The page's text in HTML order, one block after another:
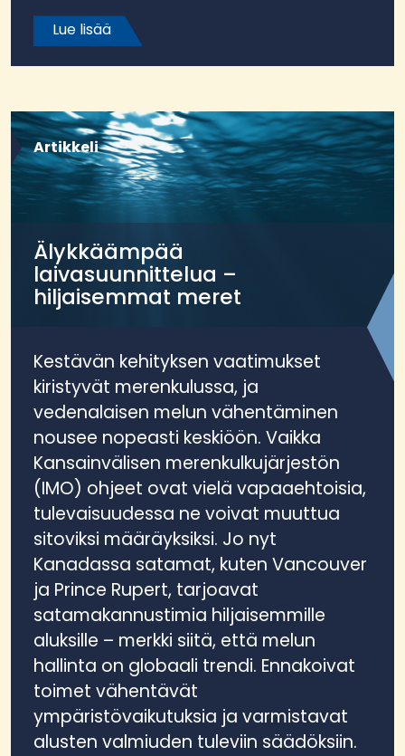
Lue lisää
Artikkeli
Älykkäämpää
laivasuunnittelua –
hiljaisemmat meret
Kestävän kehityksen vaatimukset
kiristyvät merenkulussa, ja
vedenalaisen melun vähentäminen
nousee nopeasti keskiöön. Vaikka
Kansainvälisen merenkulkujärjestön
(IMO) ohjeet ovat vielä vapaaehtoisia,
tulevaisuudessa ne voivat muuttua
sitoviksi määräyksiksi. Jo nyt
Kanadassa satamat, kuten Vancouver
ja Prince Rupert, tarjoavat
satamakannustimia hiljaisemmille
aluksille – merkki siitä, että melun
hallinta on globaali trendi. Ennakoivat
toimet vähentävät
ympäristövaikutuksia ja varmistavat
alusten valmiuden tuleviin säädöksiin.